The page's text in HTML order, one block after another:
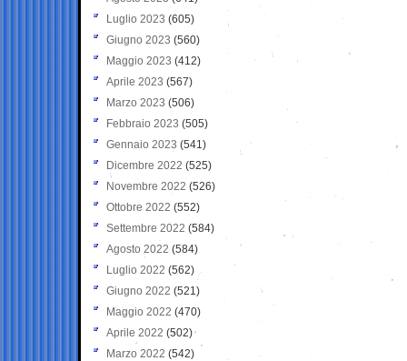
Luglio 2023 (605)
Giugno 2023 (560)
Maggio 2023 (412)
Aprile 2023 (567)
Marzo 2023 (506)
Febbraio 2023 (505)
Gennaio 2023 (541)
Dicembre 2022 (525)
Novembre 2022 (526)
Ottobre 2022 (552)
Settembre 2022 (584)
Agosto 2022 (584)
Luglio 2022 (562)
Giugno 2022 (521)
Maggio 2022 (470)
Aprile 2022 (502)
Marzo 2022 (542)